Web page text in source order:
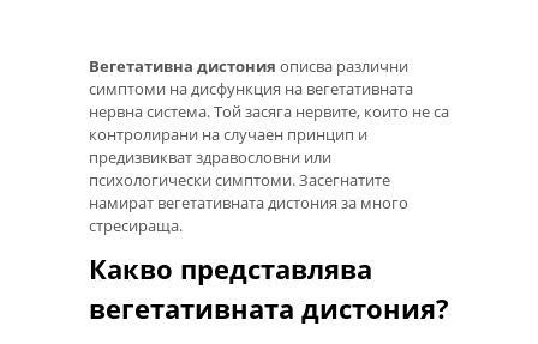
Вегетативна дистония описва различни
симптоми на дисфункция на вегетативната
нервна система. Той засяга нервите, които не са
контролирани на случаен принцип и
предизвикват здравословни или
психологически симптоми. Засегнатите
намират вегетативната дистония за много
стресираща.
Какво представлява
вегетативната дистония?